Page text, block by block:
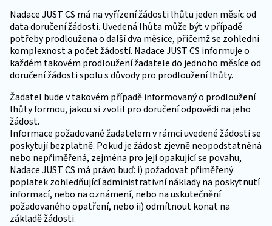
Nadace JUST CS má na vyřízení žádosti lhůtu jeden měsíc od
data doručení žádosti. Uvedená lhůta může být v případě
potřeby prodloužena o další dva měsíce, přičemž se zohlední
komplexnost a počet žádostí. Nadace JUST CS informuje o
každém takovém prodloužení žadatele do jednoho měsíce od
doručení žádosti spolu s důvody pro prodloužení lhůty.
Žadatel bude v takovém případě informovaný o prodloužení
lhůty formou, jakou si zvolil pro doručení odpovědi na jeho
žádost.
Informace požadované žadatelem v rámci uvedené žádosti se
poskytují bezplatně. Pokud je žádost zjevně neopodstatněná
nebo nepřiměřená, zejména pro její opakující se povahu,
Nadace JUST CS má právo buď: i) požadovat přiměřený
poplatek zohledňující administrativní náklady na poskytnutí
informací, nebo na oznámení, nebo na uskutečnění
požadovaného opatření, nebo ii) odmítnout konat na
základě žádosti.